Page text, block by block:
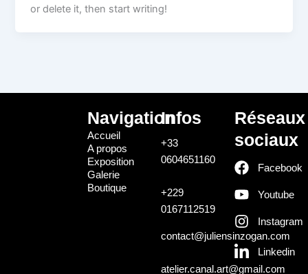
or delete it, then start writing!
Navigation
Accueil
A propos
Exposition
Galerie
Boutique
Infos
+33
0604651160
+229
0167112519
contact@juliensinzogan.com
atelier.canal.art@gmail.com
Réseaux
sociaux
Facebook
Youtube
Instagram
Linkedin